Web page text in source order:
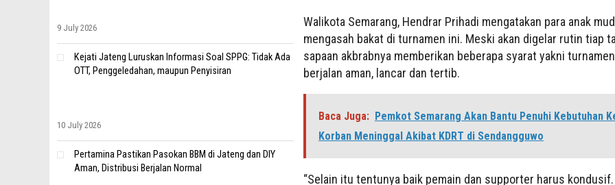
Walikota Semarang, Hendrar Prihadi mengatakan para anak
mengasah bakat di turnamen ini. Meski akan digelar rutin tiap
sapaan akbrabnya memberikan beberapa syarat yakni
berjalan aman, lancar dan tertib.
Baca Juga: Pemkot Semarang Akan Bantu Penuhi Kebutuhan
Korban Meninggal Akibat KDRT di Sendangguwo
“Selain itu tentunya baik pemain dan supporter harus kondusif.
9 July 2026
Kejati Jateng Luruskan Informasi Soal SPPG: Tidak Ada
OTT, Penggeledahan, maupun Penyisiran
10 July 2026
Pertamina Pastikan Pasokan BBM di Jateng dan DIY
Aman, Distribusi Berjalan Normal